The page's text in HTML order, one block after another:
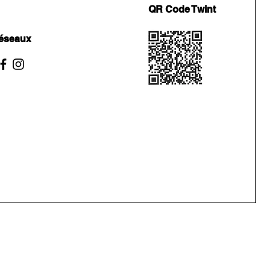
QR Code Twint